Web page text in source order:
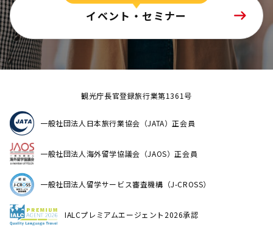
イベント・セミナー
観光庁長官登録旅行業第1361号
一般社団法人日本旅行業協会（JATA）正会員
一般社団法人海外留学協議会（JAOS）正会員
一般社団法人留学サービス審査機構（J-CROSS）
IALCプレミアムエージェント2026承認